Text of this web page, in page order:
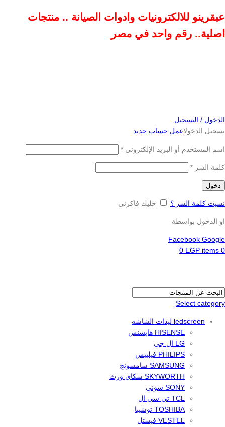
عبقرينو للالكترونيات وادوات الصيانة .. منتجات
اصلية.. رقم واحد في مصر
الدخول / التسجيل
تسجيل الدخولاعمل حساب جديد
اسم المستخدم أو البريد الإلكتروني *
كلمة السر *
دخول
نسيت كلمة السر ؟ خليك فاكرني
او الدخول بواسطة
Facebook Google
0
items
0 EGP
Select category
ledscreen ليدات الشاشه
HISENSE هايسنس
LG ال جي
PHILIPS فيليبس
SAMSUNG سامسونج
SKYWORTH سكاي ورث
SONY سوني
TCL تي سي ال
TOSHIBA توشيبا
VESTEL فيستل